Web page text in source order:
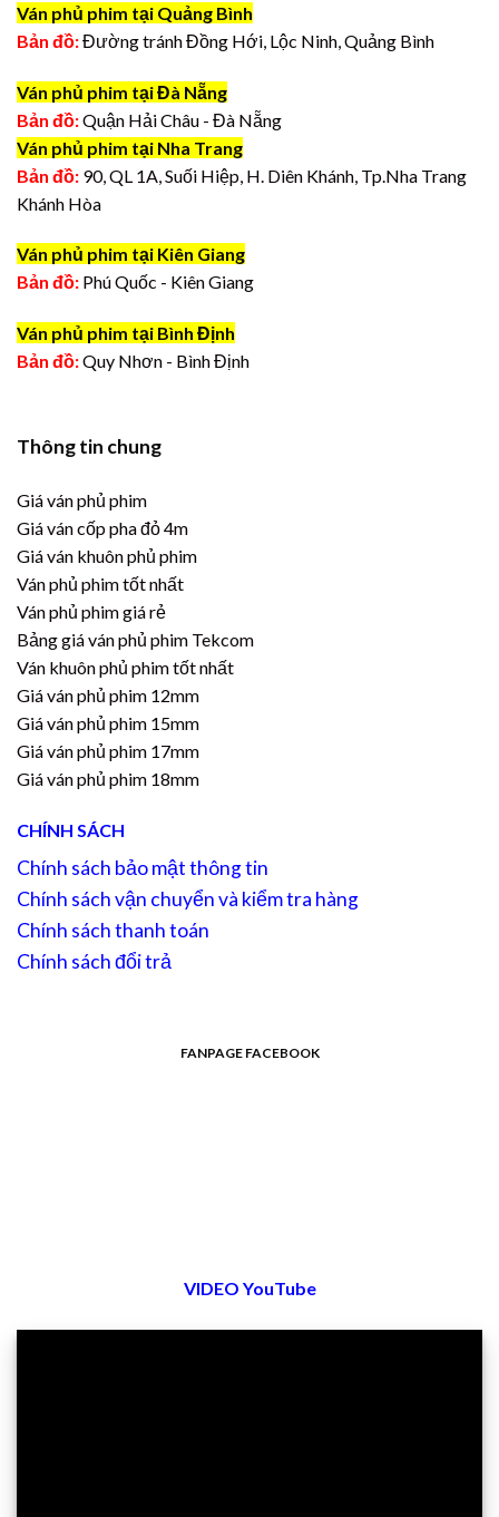
Ván phủ phim tại Quảng Bình
Bản đồ:Đường tránh Đồng Hới, Lộc Ninh, Quảng Bình
Ván phủ phim tại Đà Nẵng
Bản đồ:Quận Hải Châu - Đà Nẵng
Ván phủ phim tại Nha Trang
Bản đồ: 90, QL 1A, Suối Hiệp, H. Diên Khánh, Tp.Nha Trang
Khánh Hòa
Ván phủ phim tại Kiên Giang
Bản đồ: Phú Quốc - Kiên Giang
Ván phủ phim tại Bình Định
Bản đồ:Quy Nhơn - Bình Định
Thông tin chung
Giá ván phủ phim
Giá ván cốp pha đỏ 4m
Giá ván khuôn phủ phim
Ván phủ phim tốt nhất
Ván phủ phim giá rẻ
Bảng giá ván phủ phim Tekcom
Ván khuôn phủ phim tốt nhất
Giá ván phủ phim 12mm
Giá ván phủ phim 15mm
Giá ván phủ phim 17mm
Giá ván phủ phim 18mm
CHÍNH SÁCH
Chính sách bảo mật thông tin
Chính sách vận chuyển và kiểm tra hàng
Chính sách thanh toán
Chính sách đổi trả
FANPAGE FACEBOOK
VIDEO YouTube